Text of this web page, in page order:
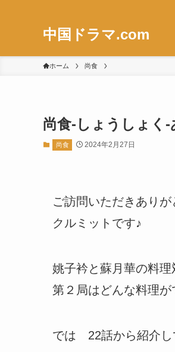
中国ドラマ.com
ホーム 尚食
尚食-しょうしょく-
尚食 2024年2月27日
ご訪問いただきありが
クルミットです♪
姚子衿と蘇月華の料理
第２局はどんな料理が
では 22話から紹介し